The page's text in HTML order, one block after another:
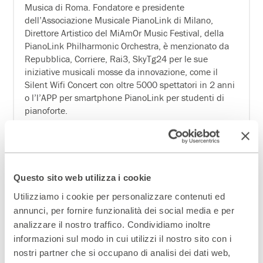
Questo sito web utilizza i cookie
Utilizziamo i cookie per personalizzare contenuti ed
annunci, per fornire funzionalità dei social media e per
analizzare il nostro traffico. Condividiamo inoltre
informazioni sul modo in cui utilizzi il nostro sito con i
nostri partner che si occupano di analisi dei dati web,
Musica di Roma. Fondatore e presidente
dell’Associazione Musicale PianoLink di Milano,
Direttore Artistico del MiAmOr Music Festival, della
PianoLink Philharmonic Orchestra, è menzionato da
Repubblica, Corriere, Rai3, SkyTg24 per le sue
iniziative musicali mosse da innovazione, come il
Silent Wifi Concert con oltre 5000 spettatori in 2 anni
o l’l’APP per smartphone PianoLink per studenti di
pianoforte.
ACCEDI AL VIRTUAL TOUR
Scopri un luogo unico
DIVENTA PARTNER